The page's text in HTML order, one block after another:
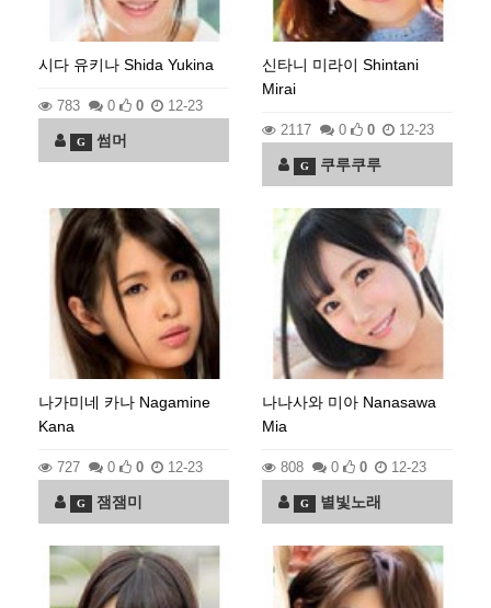
시다 유키나 Shida Yukina
783 0 0 12-23
G 썸머
신타니 미라이 Shintani
Mirai
2117 0 0 12-23
G 쿠루쿠루
나가미네 카나 Nagamine
Kana
727 0 0 12-23
G 잼잼미
나나사와 미아 Nanasawa
Mia
808 0 0 12-23
G 별빛노래